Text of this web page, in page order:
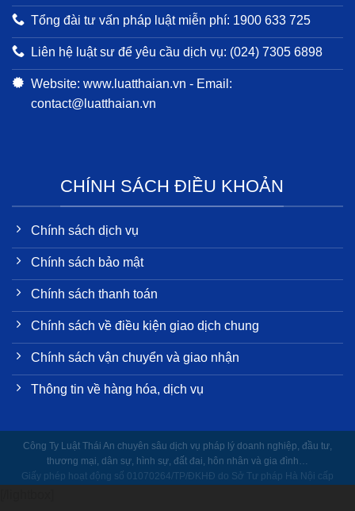
Tổng đài tư vấn pháp luật miễn phí: 1900 633 725
Liên hệ luật sư để yêu cầu dịch vụ: (024) 7305 6898
Website: www.luatthaian.vn - Email:
contact@luatthaian.vn
CHÍNH SÁCH ĐIỀU KHOẢN
Chính sách dịch vụ
Chính sách bảo mật
Chính sách thanh toán
Chính sách về điều kiện giao dịch chung
Chính sách vận chuyển và giao nhận
Thông tin về hàng hóa, dịch vụ
Công Ty Luật Thái An chuyên sâu dịch vụ pháp lý doanh nghiệp, đầu tư,
thương mại, dân sự, hình sự, đất đai, hôn nhân và gia đình…
Giấy phép hoạt động số 01070264 /TP/ĐKHĐ do Sở Tư pháp Hà Nội cấp